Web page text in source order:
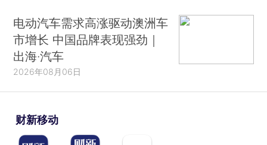
电动汽车需求高涨驱动澳洲车
市增长 中国品牌表现强劲｜
出海·汽车
2026年08月06日
财新移动